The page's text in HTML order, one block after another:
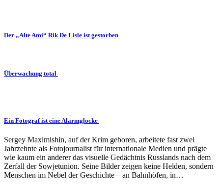
Der „Alte Ami“ Rik De Lisle ist gestorben
Überwachung total
Ein Fotograf ist eine Alarmglocke
Sergey Maximishin, auf der Krim geboren, arbeitete fast zwei
Jahrzehnte als Fotojournalist für internationale Medien und prägte
wie kaum ein anderer das visuelle Gedächtnis Russlands nach dem
Zerfall der Sowjetunion. Seine Bilder zeigen keine Helden, sondern
Menschen im Nebel der Geschichte – an Bahnhöfen, in…